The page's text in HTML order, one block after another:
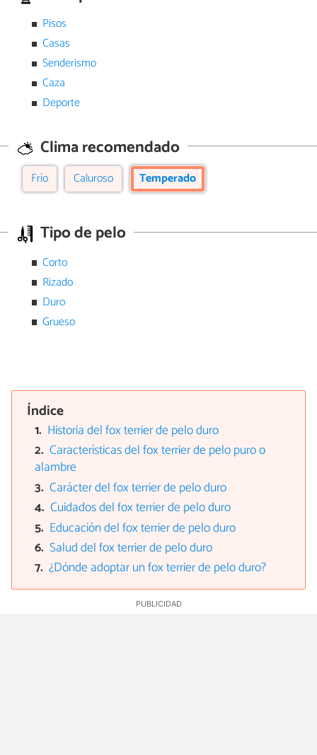
Pisos
Casas
Senderismo
Caza
Deporte
Clima recomendado
Frío Caluroso Temperado
Tipo de pelo
Corto
Rizado
Duro
Grueso
Índice
Historia del fox terrier de pelo duro
Características del fox terrier de pelo puro o
alambre
Carácter del fox terrier de pelo duro
Cuidados del fox terrier de pelo duro
Educación del fox terrier de pelo duro
Salud del fox terrier de pelo duro
¿Dónde adoptar un fox terrier de pelo duro?